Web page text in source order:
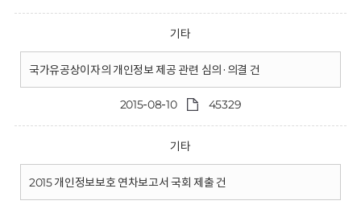
기타
국가유공상이자의 개인정보 제공 관련 심의·의결 건
2015-08-10 45329
기타
2015 개인정보보호 연차보고서 국회 제출 건